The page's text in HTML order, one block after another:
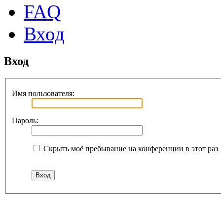
FAQ
Вход
Вход
Имя пользователя:
Пароль:
Скрыть моё пребывание на конференции в этот раз